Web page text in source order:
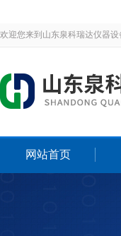
欢迎您来到山东泉科瑞达仪器设
网站首页